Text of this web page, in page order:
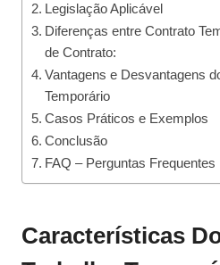
Legislação Aplicável
Diferenças entre Contrato
de Contrato:
Vantagens e Desvantagens
Temporário
Casos Práticos e Exemplos
Conclusão
FAQ – Perguntas Frequentes
Características